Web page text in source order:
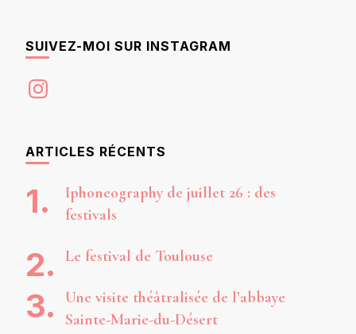
SUIVEZ-MOI SUR INSTAGRAM
Instagram
ARTICLES RÉCENTS
Iphoneography de juillet 26 : des
festivals
Le festival de Toulouse
Une visite théâtralisée de l’abbaye
Sainte-Marie-du-Désert